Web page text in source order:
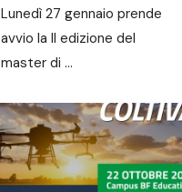
Lunedì 27 gennaio prende
avvio la II edizione del
master di ...